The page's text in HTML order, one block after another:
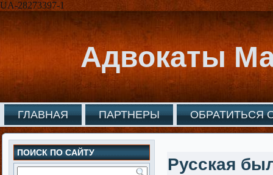
UA-28273397-1
Адвокаты
ГЛАВНАЯ ПАРТНЕРЫ ОБРАТИТЬСЯ
ПОИСК ПО САЙТУ
Русская